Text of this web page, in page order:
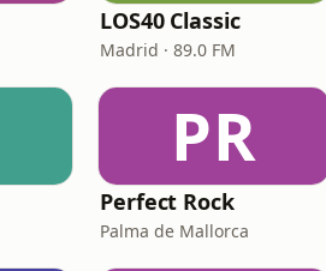
LOS40 Classic
Madrid · 89.0 FM
PR
Perfect Rock
Palma de Mallorca